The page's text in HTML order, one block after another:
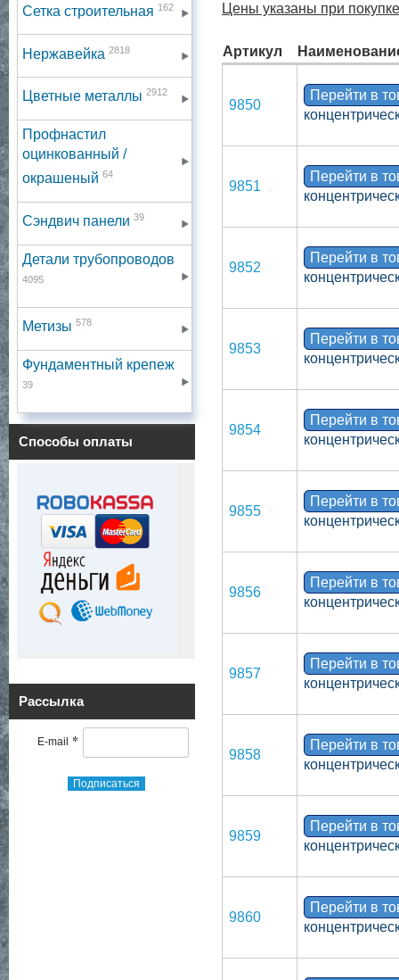
Сетка строительная 162
Нержавейка 2818
Цветные металлы 2912
Профнастил
оцинкованный /
окрашеный 64
Сэндвич панели 39
Детали трубопроводов
4095
Метизы 578
Фундаментный крепеж
39
Способы оплаты
Рассылка
E-mail *
Подписаться
Цены указаны при
Артикул
9850
Перейти в
9851
Перейти в
9852
Перейти в
9853
Перейти в
9854
Перейти в
9855
Перейти в
9856
Перейти в
9857
Перейти в
9858
Перейти в
9859
Перейти в
9860
Перейти в